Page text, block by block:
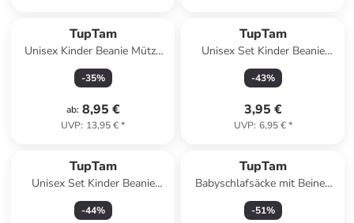
TupTam
Unisex Kinder Beanie Mütze
Schlauchschal Set in gelb
-35%
ab: 8,95 €
UVP: 13,95 €*
TupTam
Unisex Set Kinder Beanie
Mütze Schlauchschal in
anthrazit-kombi
-43%
3,95 €
UVP: 6,95 €*
TupTam
Unisex Set Kinder Beanie
Mütze Schlauchschal in
grün/blau
-44%
TupTam
Babyschlafsäcke mit Beinen
und Ärmel in gelb Modell 1
-51%